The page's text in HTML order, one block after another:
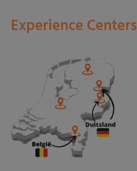
Experience Centers